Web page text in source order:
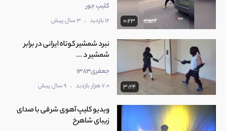
0:23
کلیپ جور
12 بازدید . 3 سال پیش
3:24
نبرد شمشیر كوتاه ایرانی در برابر
شمشیر د ...
جعفری1383
7.0 هزار بازدید . 9 سال پیش
ویدیو کلیپ آهوی شرقی با صدای
زیبای شاهرخ